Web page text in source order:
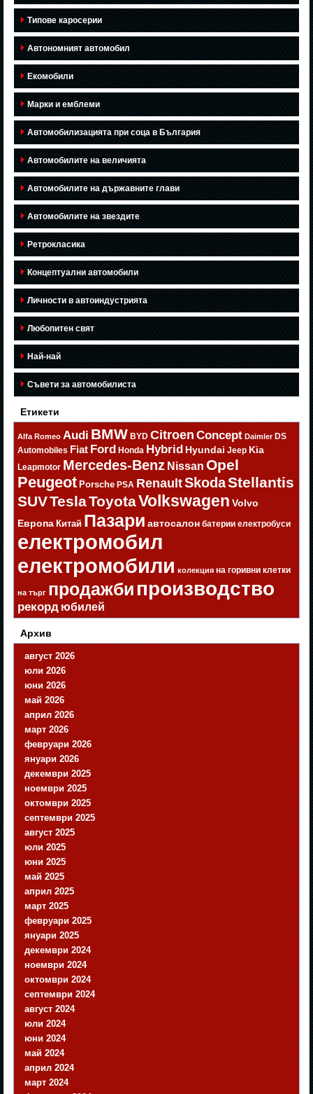
Типове каросерии
Автономният автомобил
Екомобили
Марки и емблеми
Автомобилизацията при соца в България
Автомобилите на величията
Автомобилите на държавните глави
Автомобилите на звездите
Ретрокласика
Концептуални автомобили
Личности в автоиндустрията
Любопитен свят
Най-най
Съвети за автомобилиста
Етикети
Alfa Romeo Audi BMW BYD Citroen Concept Daimler DS
Automobiles Fiat Ford Honda Hybrid Hyundai Jeep Kia
Leapmotor Mercedes-Benz Nissan Opel
Peugeot Porsche PSA RenaultSkodaStellantis
SUVTeslaToyotaVolkswagen Volvo
Европа Китай Пазари автосалон батерии електробуси
електромобил
електромобили колекция на горивни клетки
на търг продажбипроизводство
рекорд юбилей
Архив
август 2026
юли 2026
юни 2026
май 2026
април 2026
март 2026
февруари 2026
януари 2026
декември 2025
ноември 2025
октомври 2025
септември 2025
август 2025
юли 2025
юни 2025
май 2025
април 2025
март 2025
февруари 2025
януари 2025
декември 2024
ноември 2024
октомври 2024
септември 2024
август 2024
юли 2024
юни 2024
май 2024
април 2024
март 2024